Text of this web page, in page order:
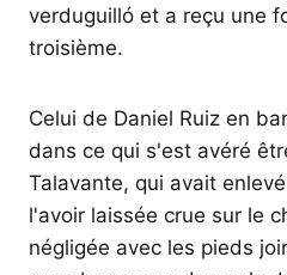
verduguilló et a reçu une
troisième.
Celui de Daniel Ruiz en
dans ce qui s'est avéré
Talavante, qui avait
l'avoir laissée crue sur le
négligée avec les pieds